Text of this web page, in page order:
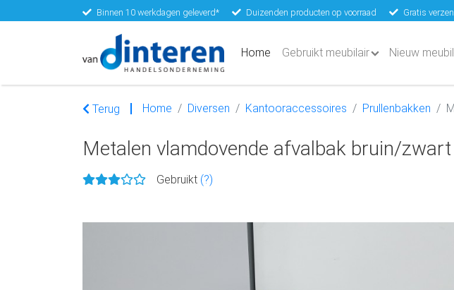
Binnen 10 werkdagen geleverd* Duizenden producten op voorraad Gratis
Home (current)
Gebruikt meubilair Nieuw
Terug Home Diversen Kantooraccessoires Prullenbakken
Metalen vlamdovende afvalbak bruin/
Gebruikt (?)